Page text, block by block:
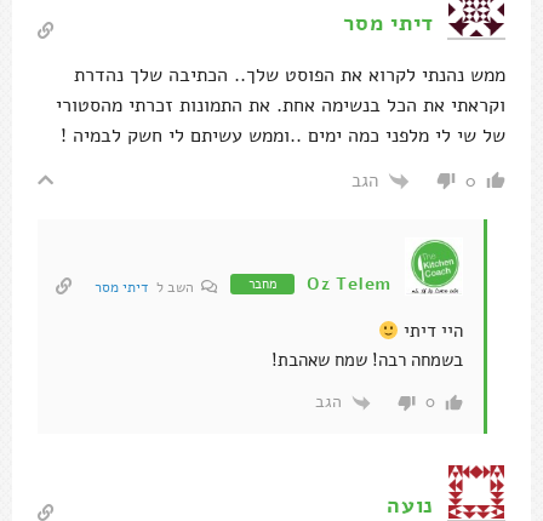
דיתי מסר
ממש נהנתי לקרוא את הפוסט שלך.. הכתיבה שלך נהדרת
וקראתי את הכל בנשימה אחת. את התמונות זכרתי מהסטורי
של שי לי מלפני כמה ימים ..וממש עשיתם לי חשק לבמיה !
0 הגב
Oz Telem מחבר השב ל דיתי מסר
היי דיתי
בשמחה רבה! שמח שאהבת!
0 הגב
נועה